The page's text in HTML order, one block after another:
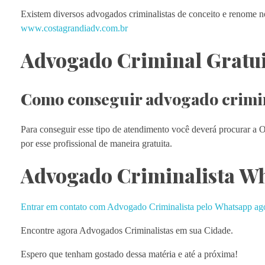
Existem diversos advogados criminalistas de conceito e renome
www.costagrandiadv.com.br
Advogado Criminal
Como conseguir advogado
Para conseguir esse tipo de atendimento você deverá procurar
por esse profissional de maneira gratuita.
Advogado Criminalista
Entrar em contato com Advogado Criminalista pelo Whatsapp
Encontre agora Advogados Criminalistas em sua Cidade.
Espero que tenham gostado dessa matéria e até a próxima!